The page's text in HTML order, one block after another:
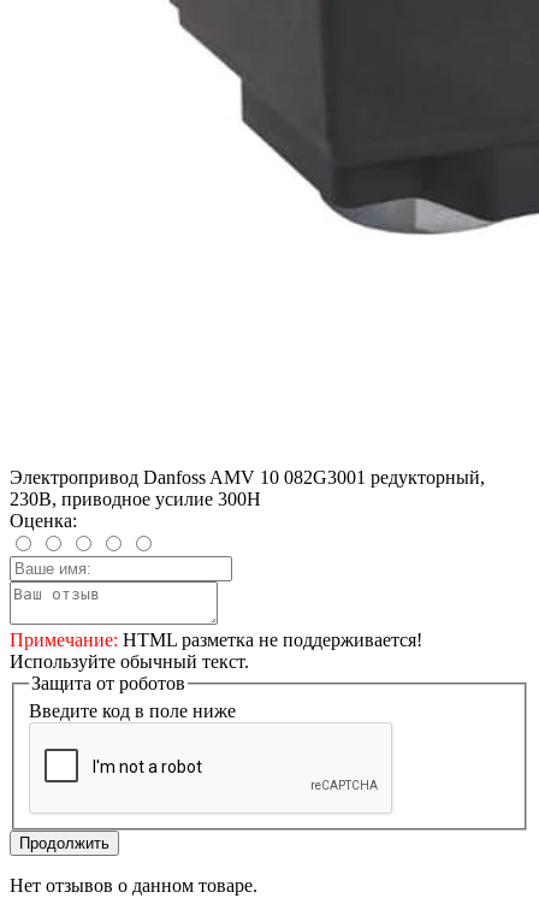
Электропривод Danfoss AMV 10 082G3001 редукторный,
230В, приводное усилие 300Н
Оценка:
Примечание: HTML разметка не поддерживается!
Используйте обычный текст.
Защита от роботов
Введите код в поле ниже
Продолжить
Нет отзывов о данном товаре.